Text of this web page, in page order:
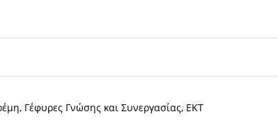
Γέφυρες Γνώσης και Συνεργασίας, ΕΚΤ